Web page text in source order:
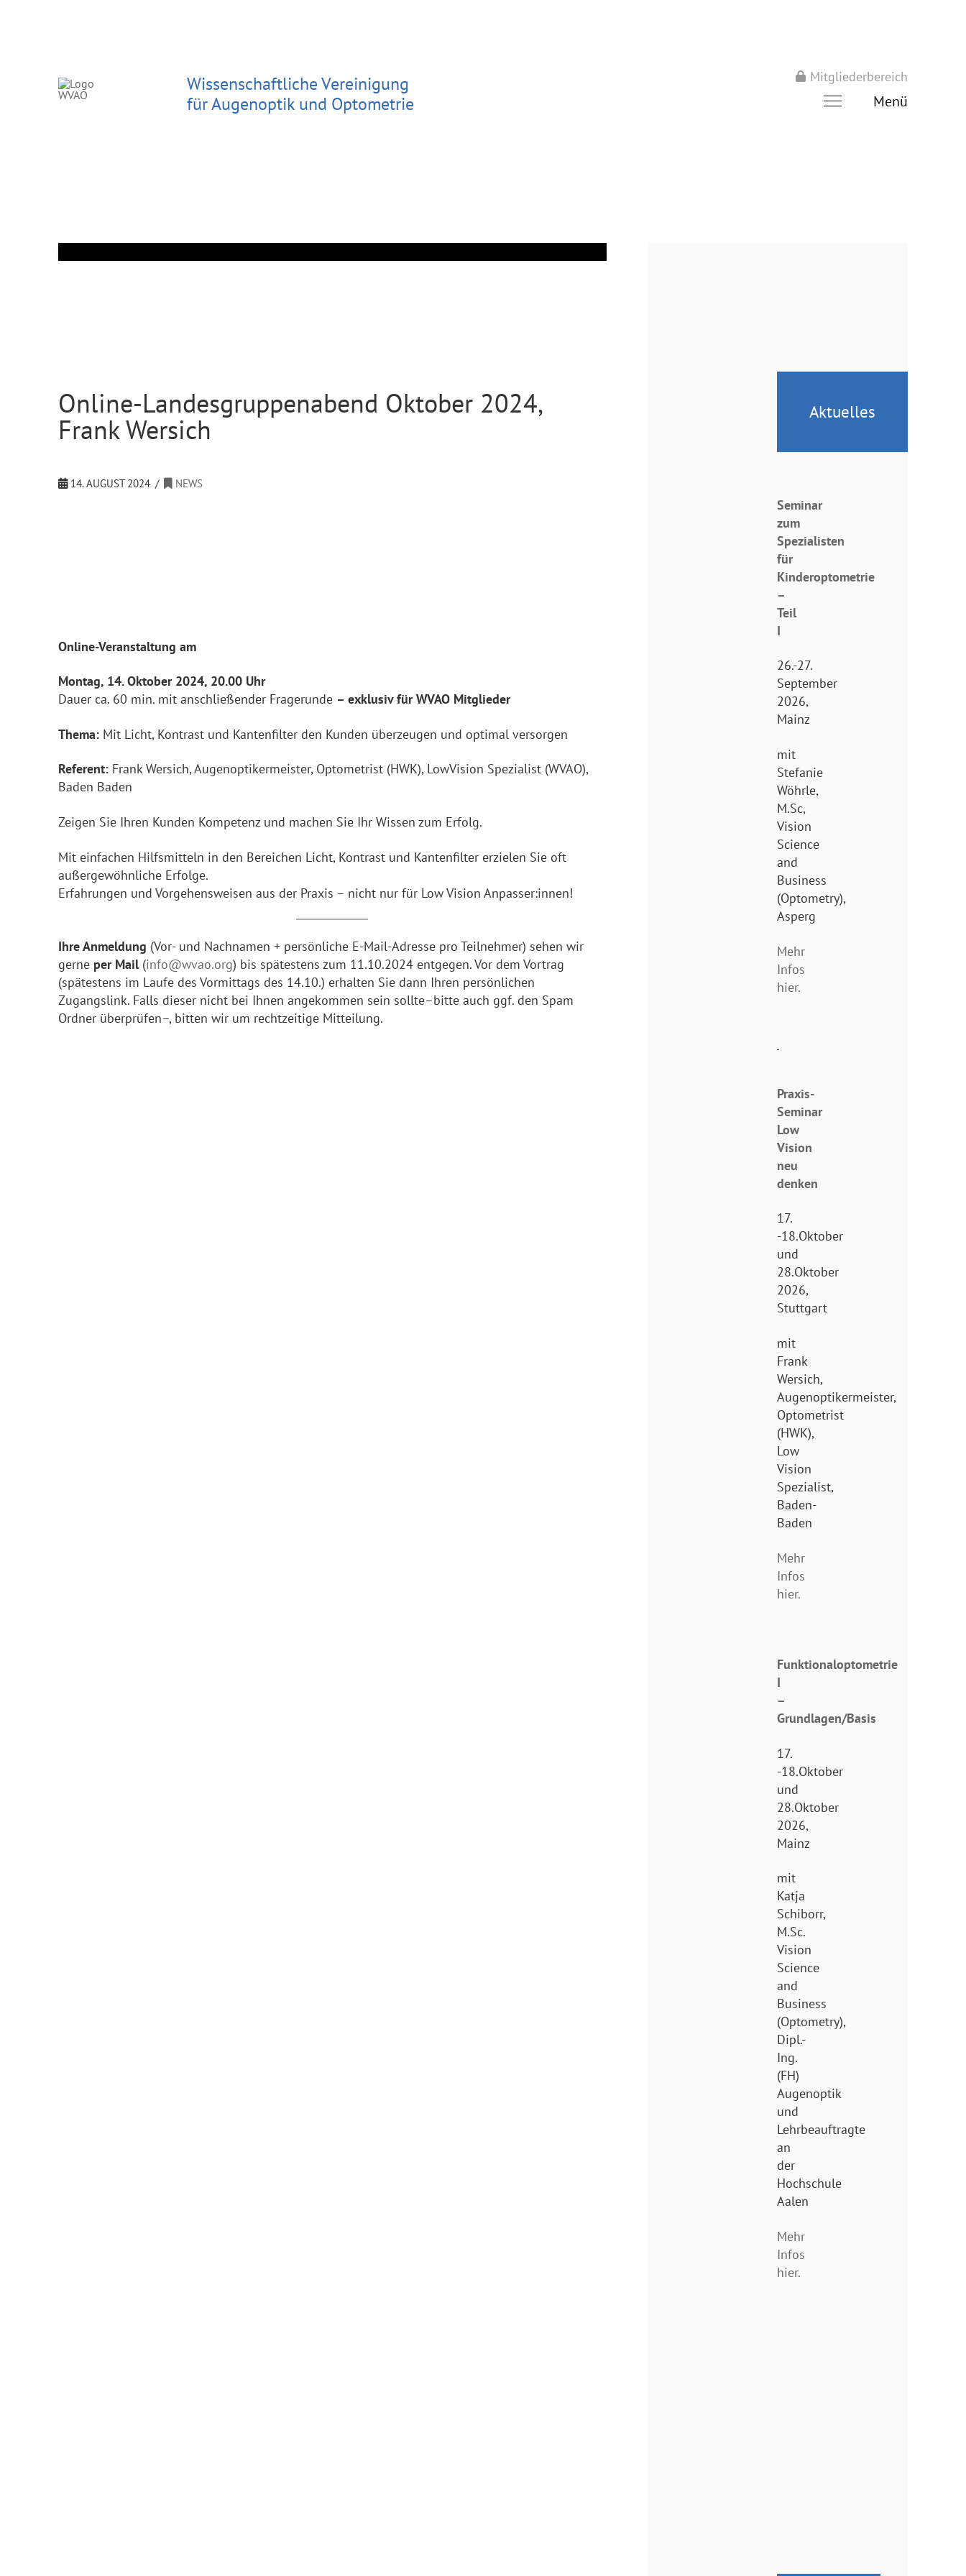
Wissenschaftliche Vereinigung
für Augenoptik und Optometrie
Mitgliederbereich
Menü
Online-Landesgruppenabend Oktober 2024,
Frank Wersich
14. AUGUST 2024 NEWS
Online-Veranstaltung am
Montag, 14. Oktober 2024, 20.00 Uhr
Dauer ca. 60 min. mit anschließender Fragerunde – exklusiv für WVAO Mitglieder
Thema:Mit Licht, Kontrast und Kantenfilter den Kunden überzeugen und optimal versorgen
Referent: Frank Wersich, Augenoptikermeister, Optometrist (HWK), LowVision Spezialist (WVAO),
Baden Baden
Zeigen Sie Ihren Kunden Kompetenz und machen Sie Ihr Wissen zum Erfolg.
Mit einfachen Hilfsmitteln in den Bereichen Licht, Kontrast und Kantenfilter erzielen Sie oft
außergewöhnliche Erfolge.
Erfahrungen und Vorgehensweisen aus der Praxis – nicht nur für Low Vision Anpasser:innen!
Ihre Anmeldung (Vor- und Nachnamen + persönliche E-Mail-Adresse pro Teilnehmer) sehen wir
gerne per Mail(info@wvao.org) bis spätestens zum 11.10.2024 entgegen. Vor dem Vortrag
(spätestens im Laufe des Vormittags des 14.10.) erhalten Sie dann Ihren persönlichen
Zugangslink. Falls dieser nicht bei Ihnen angekommen sein sollte–bitte auch ggf. den Spam
Ordner überprüfen–, bitten wir um rechtzeitige Mitteilung.
Aktuelles
Seminar
zum
Spezialisten
für
Kinderoptometrie
–
Teil
I
26.-27.
September
2026,
Mainz
mit
Stefanie
Wöhrle,
M.Sc,
Vision
Science
and
Business
(Optometry),
Asperg
Mehr
Infos
hier.
Praxis-
Seminar
Low
Vision
neu
denken
17.
-18.Oktober
und
28.Oktober
2026,
Stuttgart
mit
Frank
Wersich,
Augenoptikermeister,
Optometrist
(HWK),
Low
Vision
Spezialist,
Baden-
Baden
Mehr
Infos
hier.
Funktionaloptometrie
I
–
Grundlagen/Basis
17.
-18.Oktober
und
28.Oktober
2026,
Mainz
mit
Katja
Schiborr,
M.Sc.
Vision
Science
and
Business
(Optometry),
Dipl.-
Ing.
(FH)
Augenoptik
und
Lehrbeauftragte
an
der
Hochschule
Aalen
Mehr
Infos
hier.